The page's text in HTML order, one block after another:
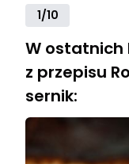
1/10
W
z przepisu
sernik: